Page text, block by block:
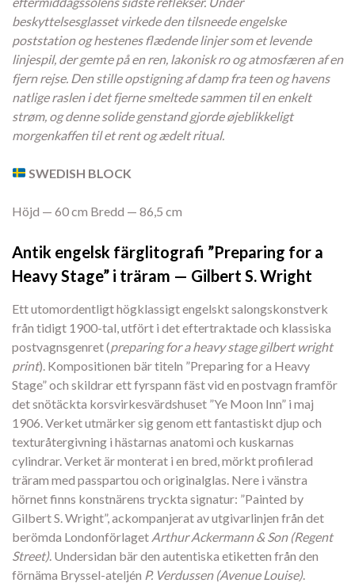
beskyttelsesglasset virkede den tilsneede engelske
poststation og hestenes flædende linjer som et levende
linjespil, der gemte på en ren, lakonisk ro og atmosfæren af en
fjern rejse. Den stille opstigning af damp fra teen og havens
natlige raslen i det fjerne smeltede sammen til en enkelt
strøm, og denne solide genstand gjorde øjeblikkeligt
morgenkaffen til et rent og ædelt ritual.
SWEDISH BLOCK
Höjd — 60 cm Bredd — 86,5 cm
Antik engelsk färglitografi ”Preparing for a
Heavy Stage” i träram — Gilbert S. Wright
Ett utomordentligt högklassigt engelskt salongskonstverk
från tidigt 1900-tal, utfört i det eftertraktade och klassiska
postvagnsgenret (preparing for a heavy stage gilbert wright
print). Kompositionen bär titeln ”Preparing for a Heavy
Stage” och skildrar ett fyrspann fäst vid en postvagn framför
det snötäckta korsvirkesvärdshuset ”Ye Moon Inn” i maj
1906. Verket utmärker sig genom ett fantastiskt djup och
texturåtergivning i hästarnas anatomi och kuskarnas
cylindrar. Verket är monterat i en bred, mörkt profilerad
träram med passpartou och originalglas. Nere i vänstra
hörnet finns konstnärens tryckta signatur: ”Painted by
Gilbert S. Wright”, ackompanjerat av utgivarlinjen från det
berömda Londonförlaget Arthur Ackermann & Son (Regent
Street). Undersidan bär den autentiska etiketten från den
förnäma Bryssel-ateljén P. Verdussen (Avenue Louise).